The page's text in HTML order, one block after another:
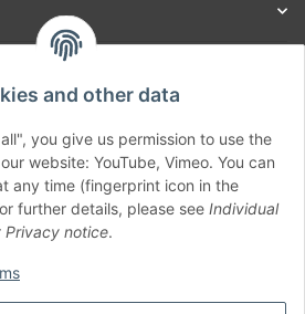
and other data
you give us permission to use the
website: YouTube, Vimeo. You can
any time (fingerprint icon in the
further details, please see Individual
Privacy notice.
contract